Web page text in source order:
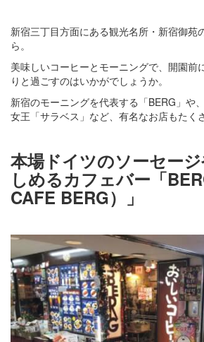
新宿三丁目方面にある観光名所・新宿御苑
ら。
美味しいコーヒーとモーニングで、開園前
りと過ごすのはいかがでしょうか。
新宿のモーニングを代表する「BERG」や
女王「サラベス」など、有名なお店もたく
本場ドイツのソーセー
しめるカフェバー「
CAFE BERG）」